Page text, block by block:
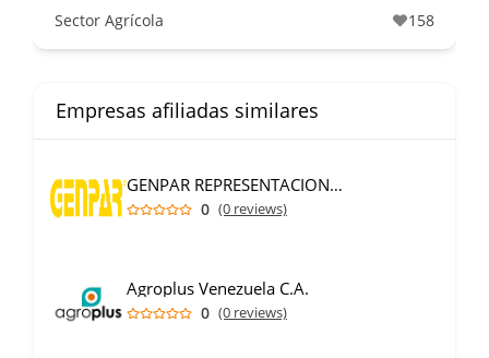
Sector Agrícola 158
Empresas afiliadas similares
GENPAR REPRESENTACIONES C.A.
0 (0 reviews)
Agroplus Venezuela C.A.
0 (0 reviews)